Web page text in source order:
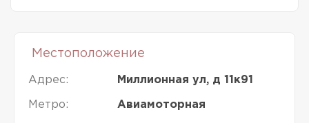
Местоположение
Адрес: Миллионная ул, д 11к91
Метро: Авиамоторная